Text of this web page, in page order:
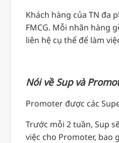
Khách hàng của TN đa
FMCG. Mỗi nhãn hàng
liên hệ cụ thể để làm
Nói về Sup và
Promoter được các
Trước mỗi 2 tuần, Sup
việc cho Promoter, bao